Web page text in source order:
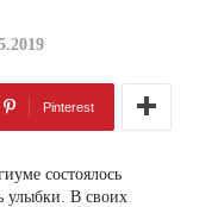
Pinterest
состоялось
улыбки. В своих